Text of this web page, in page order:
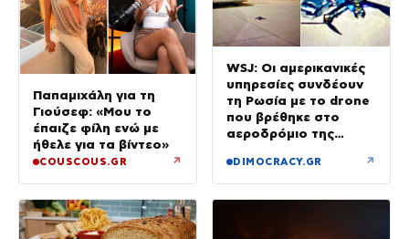
Παπαμιχάλη για τη
Γιούσεφ: «Μου το
έπαιζε φίλη ενώ με
ήθελε για τα βίντεο»
COUSCOUS.GR ↗
WSJ: Οι αμερικανικές
υπηρεσίες συνδέουν
τη Ρωσία με το drone
που βρέθηκε στο
αεροδρόμιο της
DIMOCRACY.GR ↗